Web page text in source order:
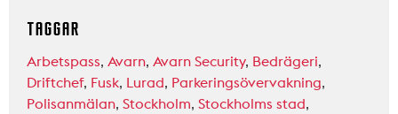
TAGGAR
Arbetspass, Avarn, Avarn Security, Bedrägeri,
Driftchef, Fusk, Lurad, Parkeringsövervakning,
Polisanmälan, Stockholm, Stockholms stad,